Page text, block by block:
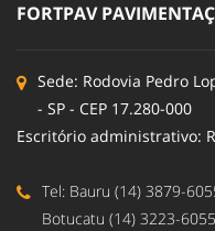
FORTPAV
Sede: Rodovia Pedro
- SP - CEP 17.280-000
Escritório administrativo:
Tel: Bauru (14) 3879-
Botucatu (14) 3223-6055